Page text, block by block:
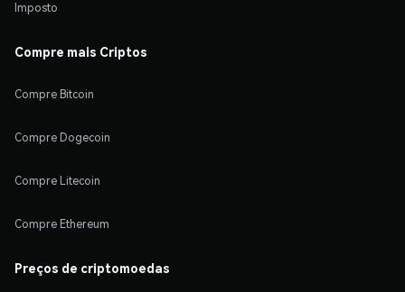
Imposto
Compre mais Criptos
Compre Bitcoin
Compre Dogecoin
Compre Litecoin
Compre Ethereum
Preços de criptomoedas